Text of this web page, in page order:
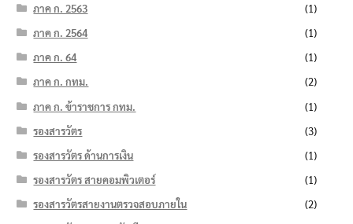
ภาค ก. 2563
(1)
ภาค ก. 2564
(1)
ภาค ก. 64
(1)
ภาค ก. กทม.
(2)
ภาค ก. ข้าราชการ กทม.
(1)
รองสารวัตร
(3)
รองสารวัตร ด้านการเงิน
(1)
รองสารวัตร สายคอมพิวเตอร์
(1)
รองสารวัตรสายงานตรวจสอบภายใน
(2)